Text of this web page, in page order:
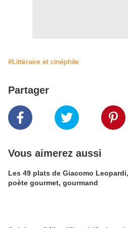
#Littéraire et cinéphile
Partager
Vous aimerez aussi
Les 49 plats de Giacomo Leopardi,
poète gourmet, gourmand